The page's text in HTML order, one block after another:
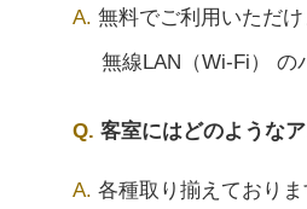
無料でご利用いただけ
無線LAN（Wi-Fi） の
客室にはどのような
各種取り揃えておりま